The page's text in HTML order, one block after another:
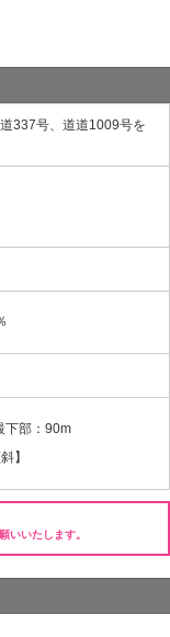
337号、道道1009号を
下部：90m
】
いいたします。